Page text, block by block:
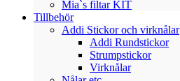
Mia`s filtar KIT
Tillbehör
Addi Stickor och virknålar
Addi Rundstickor
Strumpstickor
Virknålar